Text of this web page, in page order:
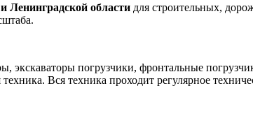
Ленинградской области для строительных,
экскаваторы погрузчики, фронтальные
Вся техника проходит регулярное